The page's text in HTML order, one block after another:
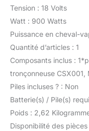
Tension : 18 Volts
Watt : 900 Watts
Puissance en cheval-
Quantité d’articles : 1
Composants inclus :
tronçonneuse CSX001,
Piles incluses ? : Non
Batterie(s) / Pile(s)
Poids : 2,62
Disponibilité des